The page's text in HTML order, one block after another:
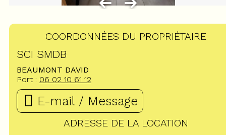
COORDONNÉES DU PROPRIÉTAIRE
SCI SMDB
BEAUMONT DAVID
Port : 06 02 10 61 12
E-mail / Message
ADRESSE DE LA LOCATION